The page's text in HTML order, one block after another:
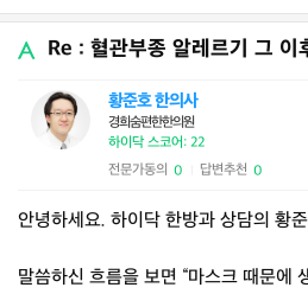
Re : 혈관부종 알레르기 그 이
황준호 한의사
경희숨편한한의원
하이닥 스코어: 22
전문가동의 0 답변추천 0
안녕하세요. 하이닥 한방과 상담의 황
말씀하신 흐름을 보면 “마스크 때문에